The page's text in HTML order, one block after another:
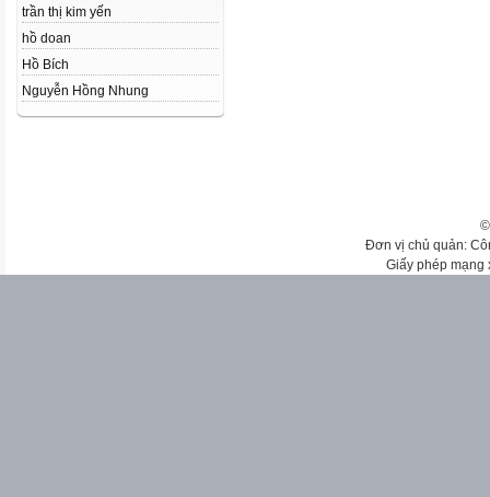
trần thị kim yến
hồ doan
Hồ Bích
Nguyễn Hồng Nhung
Đơn vị chủ quản:
Giấy phép mạng